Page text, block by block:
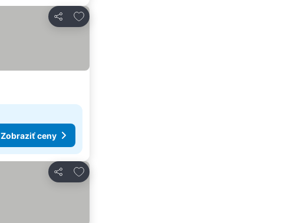
Zdieľať
Pridať do obľúbených
Zobraziť ceny
Zdieľať
Pridať do obľúbených